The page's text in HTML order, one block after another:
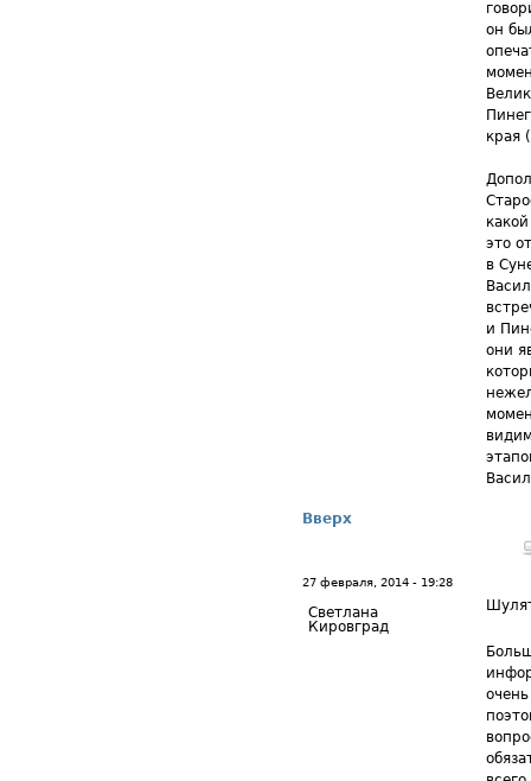
он
края
это
в
и
они
Вверх
27 февраля, 2014 - 19:28
Светлана
Кировград